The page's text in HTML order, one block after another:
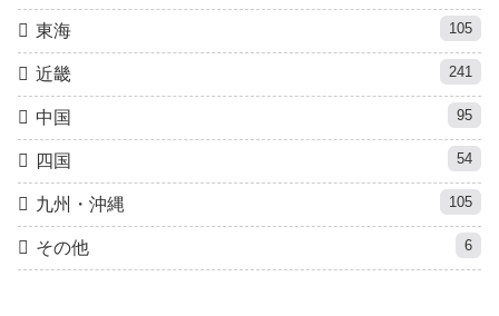
東海 105
近畿 241
中国 95
四国 54
九州・沖縄 105
その他 6